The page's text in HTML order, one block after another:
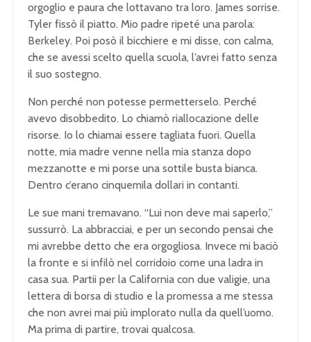
orgoglio e paura che lottavano tra loro. James sorrise.
Tyler fissò il piatto. Mio padre ripeté una parola:
Berkeley. Poi posò il bicchiere e mi disse, con calma,
che se avessi scelto quella scuola, l’avrei fatto senza
il suo sostegno.
Non perché non potesse permetterselo. Perché
avevo disobbedito. Lo chiamò riallocazione delle
risorse. Io lo chiamai essere tagliata fuori. Quella
notte, mia madre venne nella mia stanza dopo
mezzanotte e mi porse una sottile busta bianca.
Dentro c’erano cinquemila dollari in contanti.
Le sue mani tremavano. “Lui non deve mai saperlo,”
sussurrò. La abbracciai, e per un secondo pensai che
mi avrebbe detto che era orgogliosa. Invece mi baciò
la fronte e si infilò nel corridoio come una ladra in
casa sua. Partii per la California con due valigie, una
lettera di borsa di studio e la promessa a me stessa
che non avrei mai più implorato nulla da quell’uomo.
Ma prima di partire, trovai qualcosa.